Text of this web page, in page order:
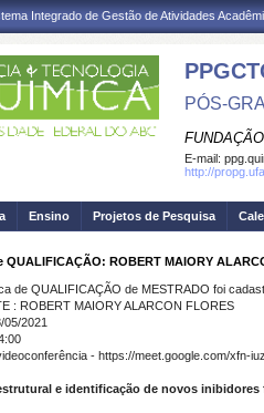
Integrado de Gestão de Atividades
PÓS-
E-mail:
http://
Ensino Projetos de Pesquisa
QUALIFICAÇÃO: ROBERT MAIORY
de QUALIFICAÇÃO de MESTRADO foi
: ROBERT MAIORY ALARCON FLORES
05/2021
- https://meet.google.com/xfn-
e identificação de novos inibidores